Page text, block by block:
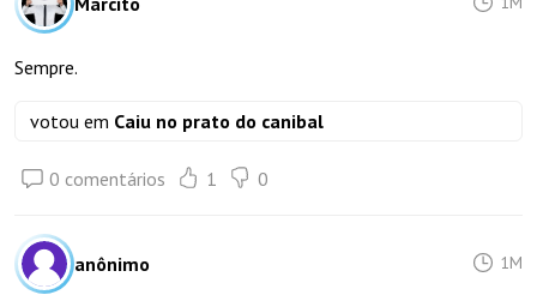
Sempre.
votou em Caiu no prato do canibal
0 comentários 1 0
anônimo 1M